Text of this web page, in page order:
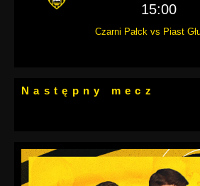
15:00
Czarni Pałck vs Piast
Następny mecz